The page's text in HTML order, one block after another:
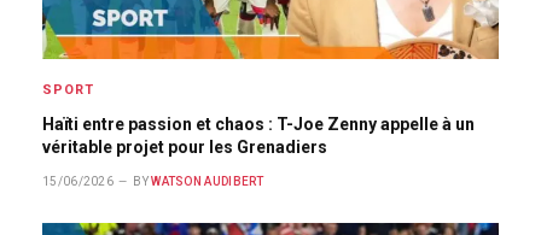
SPORT
Haïti entre passion et chaos : T-Joe Zenny appelle à un
véritable projet pour les Grenadiers
15/06/2026 BY WATSON AUDIBERT